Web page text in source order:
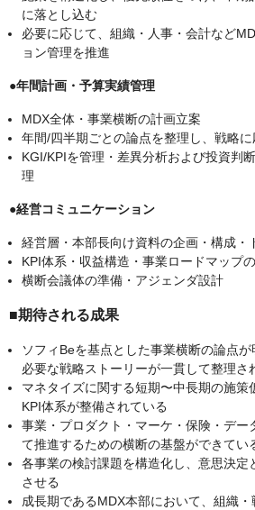
に落とし込む
必要に応じて、組織・人事・会計など
ョン管理を推進
●年間計画・予算実績管理
MDX全体・事業横断の計画立案
年間/四半期ごとの論点を整理し、戦略
KGI/KPIを管理・差異分析および投資判
理
●経営コミュニケーション
経営層・本部長向け資料の企画・構成・
KPI体系・収益構造・事業ロードマップ
横断会議体の準備・アジェンダ設計
■期待される成果
ソフィBeを基点とした事業横断の論点
必要な戦略ストーリーが一貫して整理さ
マネタイズに関する短期〜中長期の施策
KPI体系が整備されている
事業・プロダクト・マーケ・保険・デー
て推進するための横断の基盤ができてい
各事業の検討課題を構造化し、意思決定
させる
成長期であるMDX本部において、組織